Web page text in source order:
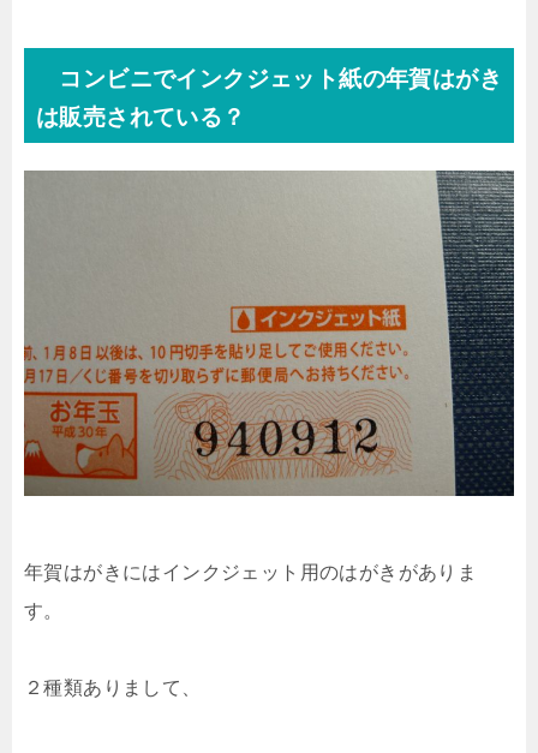
コンビニでインクジェット紙の年賀はがき
は販売されている？
年賀はがきにはインクジェット用のはがきがありま
す。
２種類ありまして、